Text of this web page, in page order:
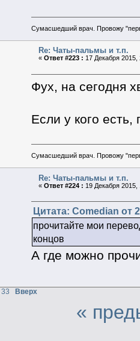
Сумасшедший врач. Провожу
Re: Чаты-пальмы и т.п.
«Ответ #223 : 17 Декабря 2015,
Фух, на сегодня
Если у кого
Сумасшедший врач. Провожу
Re: Чаты-пальмы и т.п.
«Ответ #224 : 19 Декабря 2015,
Цитата: Comedian от
прочитайте мои
концов
А где можно
33 Вверх
«